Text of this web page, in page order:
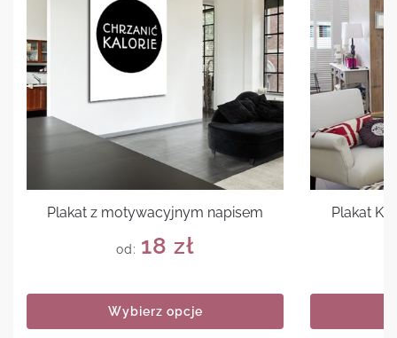
Plakat z motywacyjnym napisem
od: 18 zł
Wybierz opcje
Plakat